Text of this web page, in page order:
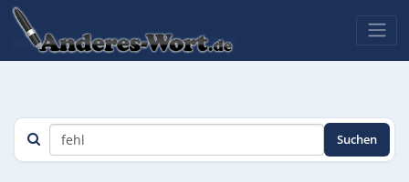
Suchen